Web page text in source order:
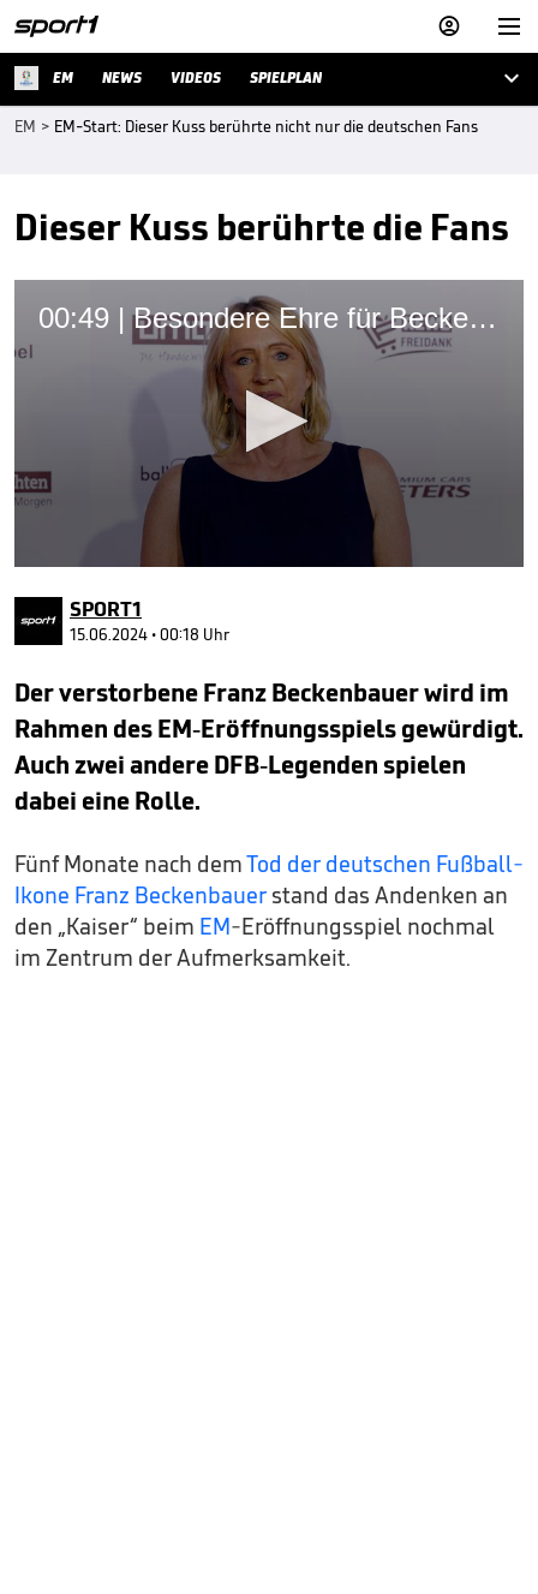


EM NEWS VIDEOS SPIELPLAN 
EM > EM-Start: Dieser Kuss berührte nicht nur die deutschen Fans
Dieser Kuss berührte die Fans
00:49 | Besondere Ehre für Beckenbauer
seconds
of
49
seconds
SPORT1
15.06.2024 • 00:18 Uhr
Der verstorbene Franz Beckenbauer wird im
Rahmen des EM-Eröffnungsspiels gewürdigt.
Auch zwei andere DFB-Legenden spielen
dabei eine Rolle.
Fünf Monate nach demTod der deutschen Fußball-
Ikone Franz Beckenbauer stand das Andenken an
den „Kaiser“ beim EM-Eröffnungsspiel nochmal
im Zentrum der Aufmerksamkeit.